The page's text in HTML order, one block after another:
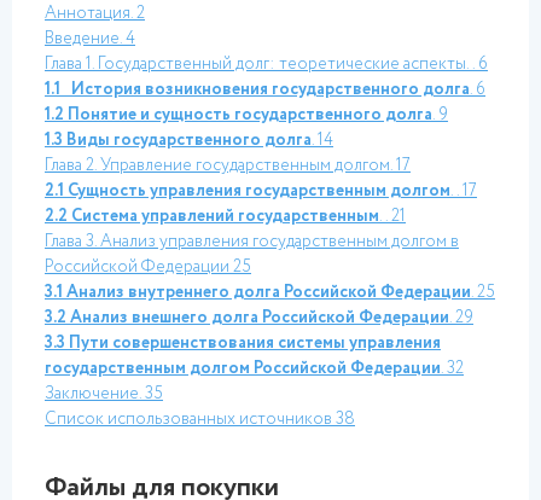
Аннотация. 2
Введение. 4
Глава 1. Государственный долг: теоретические аспекты.. 6
1.1 История возникновения государственного долга. 6
1.2 Понятие и сущность государственного долга. 9
1.3 Виды государственного долга. 14
Глава 2. Управление государственным долгом. 17
2.1 Сущность управления государственным долгом.. 17
2.2 Система управлений государственным.. 21
Глава 3. Анализ управления государственным долгом в
Российской Федерации25
3.1 Анализ внутреннего долга Российской Федерации. 25
3.2 Анализ внешнего долга Российской Федерации. 29
3.3 Пути совершенствования системы управления
государственным долгом Российской Федерации. 32
Заключение. 35
Список использованных источников38
Файлы для покупки